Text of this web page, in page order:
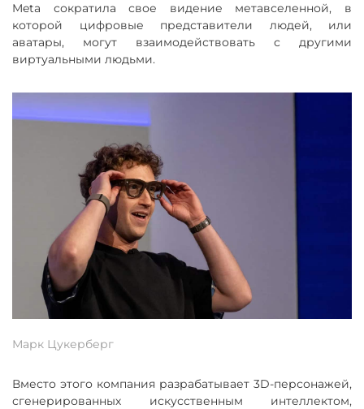
Meta сократила свое видение метавселенной, в
которой цифровые представители людей, или
аватары, могут взаимодействовать с другими
виртуальными людьми.
Марк Цукерберг
Вместо этого компания разрабатывает 3D-персонажей,
сгенерированных искусственным интеллектом,